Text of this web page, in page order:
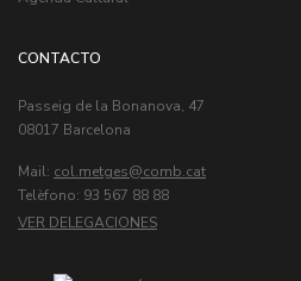
CONTACTO
Passeig de la Bonanova, 47
08017 Barcelona
Mail: col.metges
Telèfono: 93 567 88 88
VER DELEGACIONES